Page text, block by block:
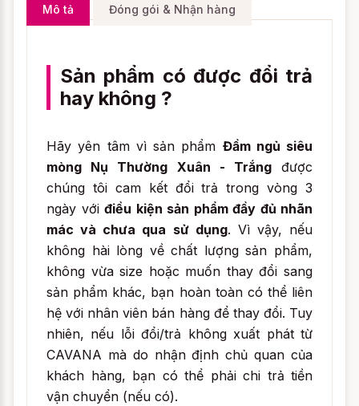
Mô tả Đóng gói & Nhận hàng
Sản phẩm có được đổi trả
hay không ?
Hãy yên tâm vì sản phẩm Đầm ngủ siêu
mòng Nụ Thường Xuân - Trắngđược
chúng tôi cam kết đổi trả trong vòng 3
ngày với điều kiện sản phẩm đầy đủ nhãn
mác và chưa qua sử dụng. Vì vậy, nếu
không hài lòng về chất lượng sản phẩm,
không vừa size hoặc muốn thay đổi sang
sản phẩm khác, bạn hoàn toàn có thể liên
hệ với nhân viên bán hàng để thay đổi. Tuy
nhiên, nếu lỗi đổi/trả không xuất phát từ
CAVANA mà do nhận định chủ quan của
khách hàng, bạn có thể phải chi trả tiền
vận chuyển (nếu có).